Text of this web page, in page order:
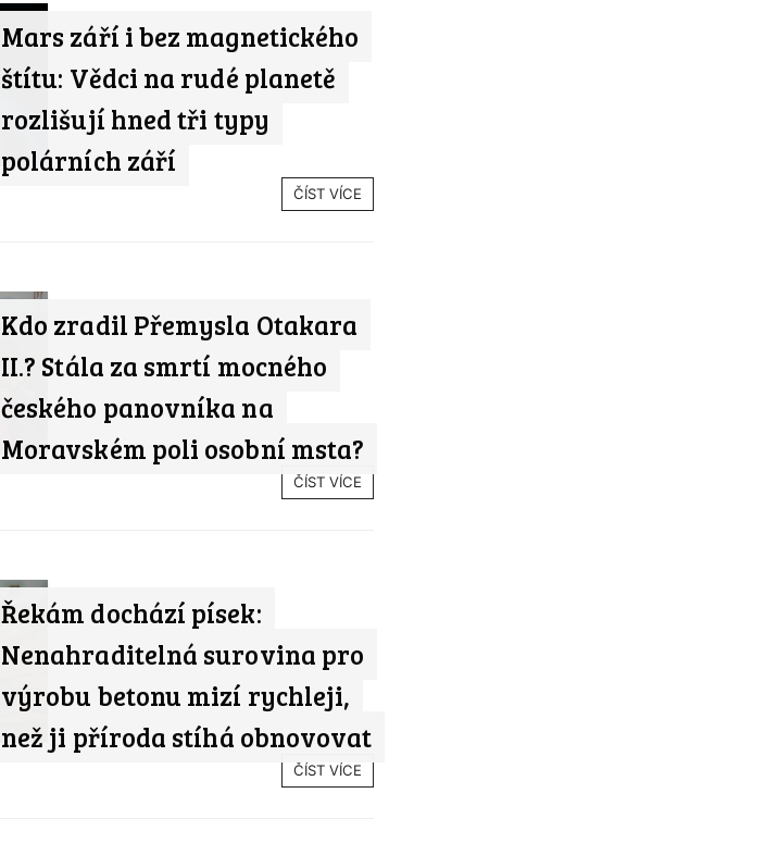
Mars září i bez magnetického
štítu: Vědci na rudé planetě
rozlišují hned tři typy
polárních září
ČÍST VÍCE
Kdo zradil Přemysla Otakara
II.? Stála za smrtí mocného
českého panovníka na
Moravském poli osobní msta?
ČÍST VÍCE
Řekám dochází písek:
Nenahraditelná surovina pro
výrobu betonu mizí rychleji,
než ji příroda stíhá obnovovat
ČÍST VÍCE